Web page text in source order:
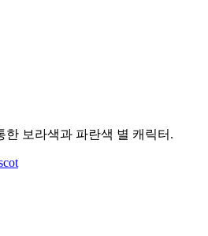
한 보라색과 파란색 별 캐릭터.